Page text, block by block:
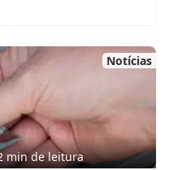
Notícias
min de leitura